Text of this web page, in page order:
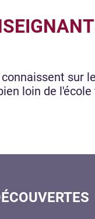
sur
loin de